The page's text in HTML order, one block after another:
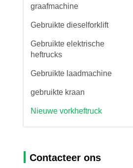
graafmachine
Gebruikte dieselforklift
Gebruikte elektrische
heftrucks
Gebruikte laadmachine
gebruikte kraan
Nieuwe vorkheftruck
Contacteer ons